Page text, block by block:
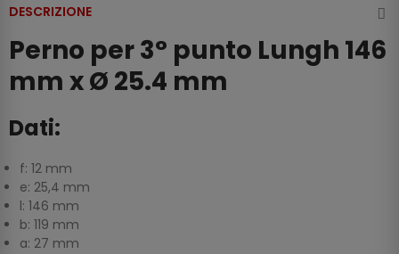
DESCRIZIONE
Perno per 3° punto Lungh 146
mm x Ø 25.4 mm
Dati:
f: 12 mm
e: 25,4 mm
l: 146 mm
b: 119 mm
a: 27 mm